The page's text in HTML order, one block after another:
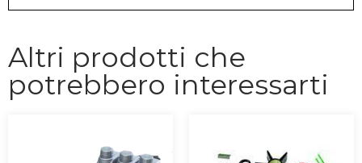
Altri prodotti che
potrebbero interessarti